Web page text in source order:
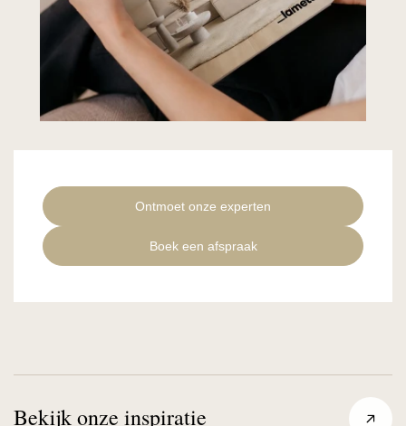
Ontmoet onze experten
Boek een afspraak
Bekijk onze inspiratie